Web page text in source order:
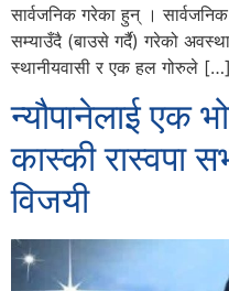
सार्वजनिक गरेका हुन् ।
सम्याउँदै (बाउसे गर्दै) गरेको
स्थानीयवासी र एक हल गोरुले […]
न्यौपानेलाई एक
कास्की रास्वपा
विजयी